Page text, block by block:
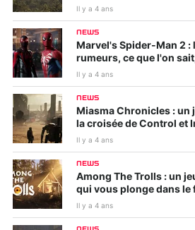
Il y a 4 ans
NEWS
Marvel's Spider-Man 2 :
rumeurs, ce que l'on
Il y a 4 ans
NEWS
Miasma Chronicles : un
la croisée de Control et
Il y a 4 ans
NEWS
Among The Trolls : un
qui vous plonge dans
Il y a 4 ans